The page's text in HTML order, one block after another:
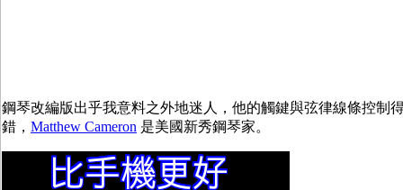
鋼琴改編版出乎我意料之外地迷人，他的觸鍵與弦律線條控制
錯， Matthew Cameron 是美國新秀鋼琴家。